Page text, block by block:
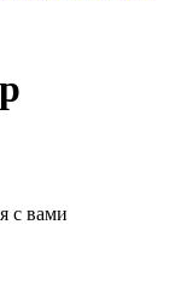
с вами